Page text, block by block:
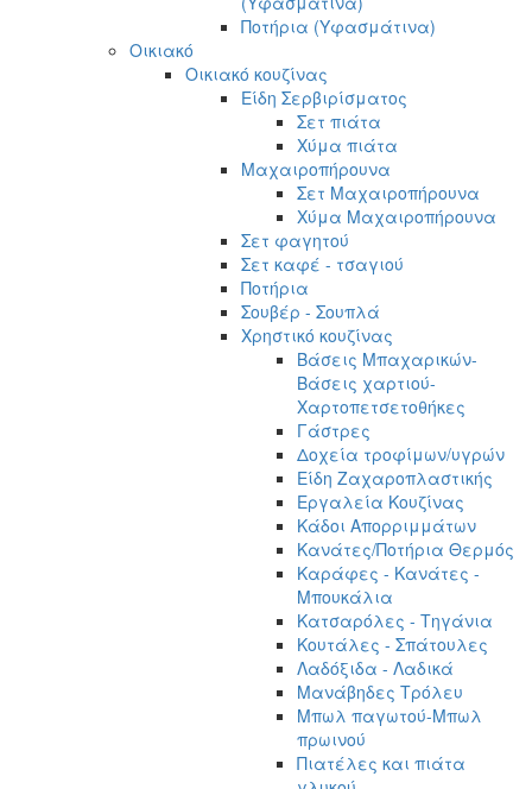
Ποτήρια (Υφασμάτινα)
Οικιακό
Οικιακό κουζίνας
Είδη Σερβιρίσματος
Σετ πιάτα
Χύμα πιάτα
Μαχαιροπήρουνα
Σετ Μαχαιροπήρουνα
Χύμα Μαχαιροπήρουνα
Σετ φαγητού
Σετ καφέ - τσαγιού
Ποτήρια
Σουβέρ - Σουπλά
Χρηστικό κουζίνας
Βάσεις Μπαχαρικών-
Βάσεις χαρτιού-
Χαρτοπετσετοθήκες
Γάστρες
Δοχεία τροφίμων/υγρών
Είδη Ζαχαροπλαστικής
Εργαλεία Κουζίνας
Κάδοι Απορριμμάτων
Κανάτες/Ποτήρια Θερμός
Καράφες - Κανάτες -
Μπουκάλια
Κατσαρόλες - Τηγάνια
Κουτάλες - Σπάτουλες
Λαδόξιδα - Λαδικά
Μανάβηδες Τρόλευ
Μπωλ παγωτού-Μπωλ
πρωινού
Πιατέλες και πιάτα